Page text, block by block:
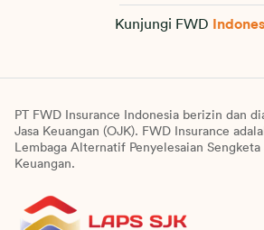
Kunjungi FWD
PT FWD Insurance Indonesia berizin dan
Jasa Keuangan (OJK). FWD Insurance
Lembaga Alternatif Penyelesaian Sengketa
Keuangan.